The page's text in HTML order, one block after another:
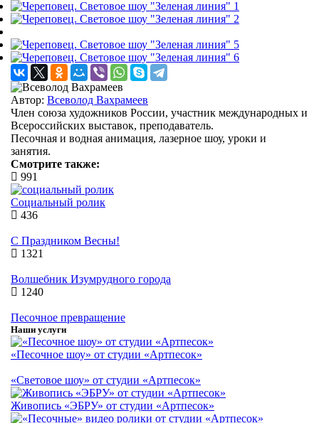
Автор: Всеволод Вахрамеев
Член союза художников России, участник международных и
Всероссийских выставок, преподаватель.
Песочная и водная анимация, лазерное шоу, уроки и
занятия.
Смотрите также:
991
Социальный ролик
436
С Праздником Весны!
1321
Волшебник Изумрудного города
1240
Песочное превращение
Наши услуги
«Песочное шоу» от студии «Артпесок»
«Световое шоу» от студии «Артпесок»
Живопись «ЭБРУ» от студии «Артпесок»